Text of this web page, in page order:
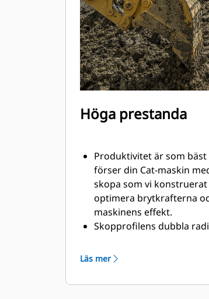
Höga prestanda
Produktivitet är som bäst
förser din Cat-maskin
skopa som vi
optimera brytkrafterna
maskinens effekt.
Skopprofilens dubbla
in i skopan. Skophälens
inte släpar, vilket minskar
Läs mer